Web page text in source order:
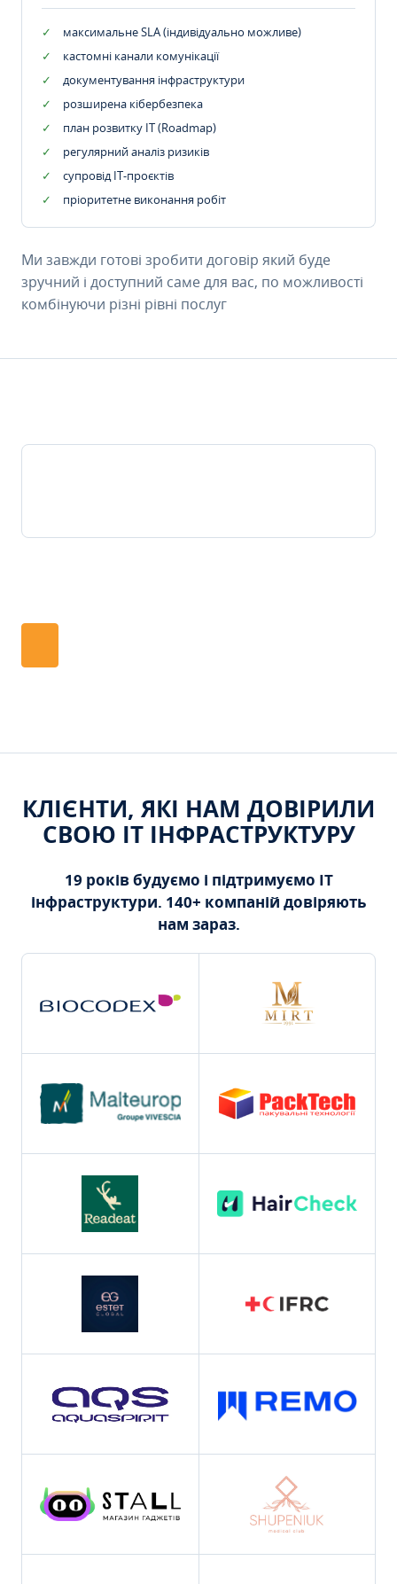
максимальне SLA (індивідуально можливе)
кастомні канали комунікації
документування інфраструктури
розширена кібербезпека
план розвитку IT (Roadmap)
регулярний аналіз ризиків
супровід ІТ-проєктів
пріоритетне виконання робіт
Ми завжди готові зробити договір який буде
зручний і доступний саме для вас, по можливості
комбінуючи різні рівні послуг
КЛІЄНТИ, ЯКІ НАМ ДОВІРИЛИ
СВОЮ ІТ ІНФРАСТРУКТУРУ
19 років будуємо і підтримуємо ІТ
інфраструктури. 140+ компаній довіряють
нам зараз.